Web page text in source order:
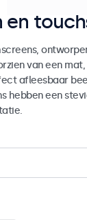
van een
afleesbaar
hebben een